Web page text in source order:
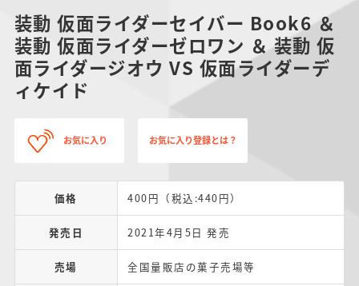
装動 仮面ライダーセイバー Book6 ＆
装動 仮面ライダーゼロワン ＆ 装動 仮
面ライダージオウ VS 仮面ライダーデ
ィケイド
お気に入り お気に入り登録とは？
価格 400円（税込:440円）
発売日 2021年4月5日 発売
売場 全国量販店の菓子売場等